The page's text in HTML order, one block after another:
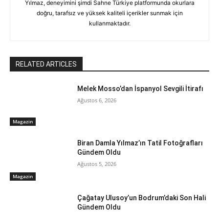
Yılmaz, deneyimini şimdi Sahne Türkiye platformunda okurlara
doğru, tarafsız ve yüksek kaliteli içerikler sunmak için
kullanmaktadır.
RELATED ARTICLES
Magazin
Melek Mosso’dan İspanyol Sevgili İtirafı
Ağustos 6, 2026
Magazin
Biran Damla Yılmaz’ın Tatil Fotoğrafları
Gündem Oldu
Ağustos 5, 2026
Çağatay Ulusoy’un Bodrum’daki Son Hali
Gündem Oldu